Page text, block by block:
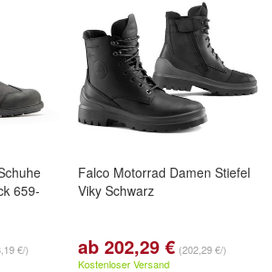
659-
€/)
Falco Motorrad Damen Stiefel
Viky Schwarz
ab 202,29 € (202,29 €/)
Kostenloser Versand